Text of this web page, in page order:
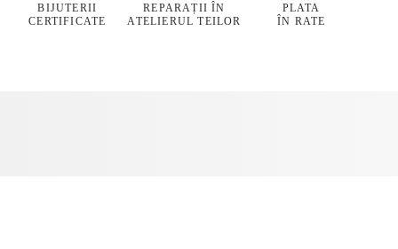
BIJUTERII
CERTIFICATE
REPARAȚII ÎN
ATELIERUL TEILOR
PLATA
ÎN RATE